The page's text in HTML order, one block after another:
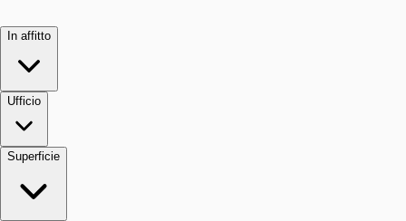
In affitto
Ufficio
Superficie